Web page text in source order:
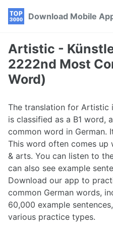
Skip
navigation
Skip
Skip
Download Mobile
Artistic -
2222nd Most
Word)
The translation for Artistic
is classified as a B1 word,
common word in German.
This word often comes up
& arts. You can listen to
can also see example
Download our app to
common German words,
60,000 example
various practice types.